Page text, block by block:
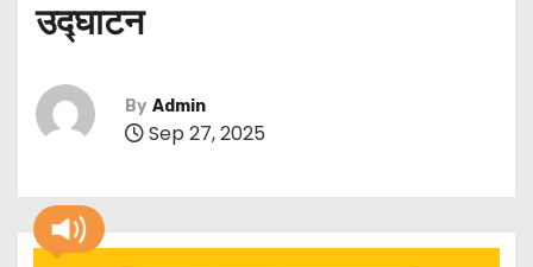
उद्घाटन
By Admin
Sep 27, 2025